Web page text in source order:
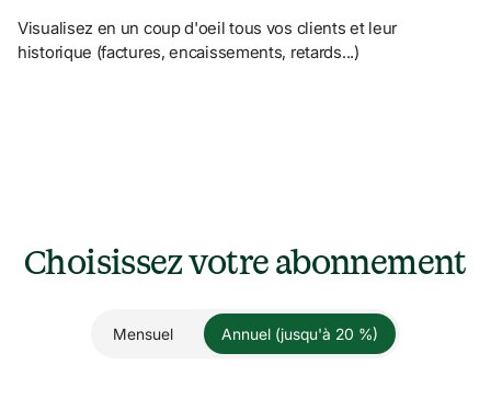
Visualisez en un coup d'oeil tous vos clients et leur
historique (factures, encaissements, retards...)
Choisissez votre abonnement
Mensuel Annuel (jusqu'à 20 %)